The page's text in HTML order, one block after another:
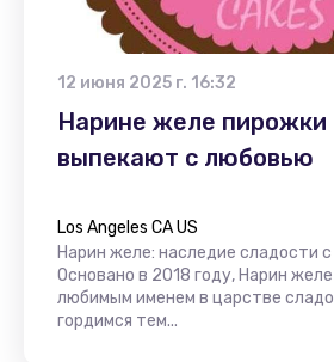
12 июня 2025 г. 16:32
Нарине желе пирожки
выпекают с любовью
Los Angeles CA US
Нарин желе: наследие сладости с
Основано в 2018 году, Нарин
любимым именем в царстве
гордимся тем...